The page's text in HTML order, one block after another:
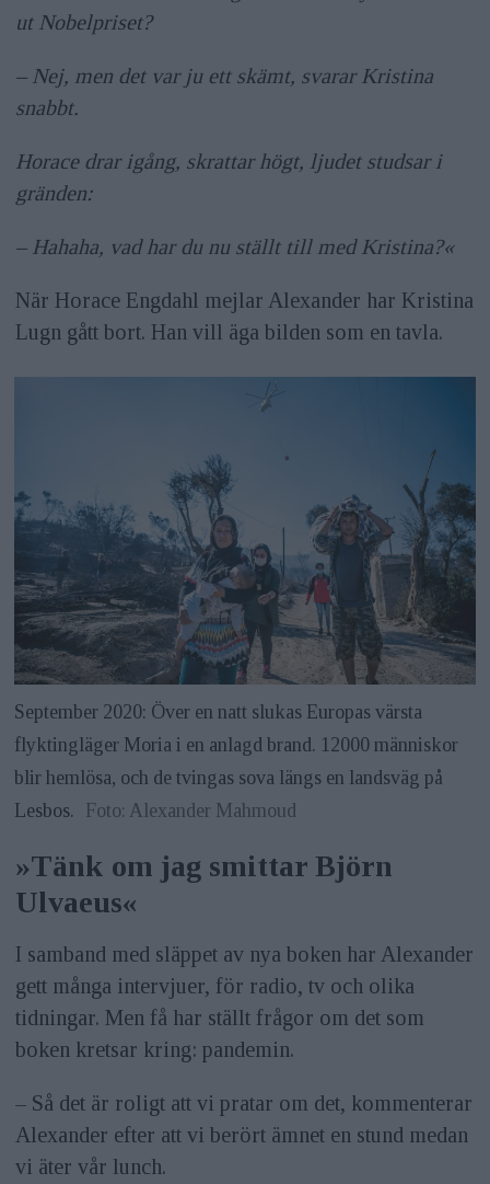
ut Nobelpriset?
– Nej, men det var ju ett skämt, svarar Kristina
snabbt.
Horace drar igång, skrattar högt, ljudet studsar i
gränden:
– Hahaha, vad har du nu ställt till med Kristina?«
När Horace Engdahl mejlar Alexander har Kristina
Lugn gått bort. Han vill äga bilden som en tavla.
September 2020: Över en natt slukas Europas värsta
flyktingläger Moria i en anlagd brand. 12000 människor
blir hemlösa, och de tvingas sova längs en landsväg på
Lesbos.
Foto: Alexander Mahmoud
»Tänk om jag smittar Björn
Ulvaeus«
I samband med släppet av nya boken har Alexander
gett många intervjuer, för radio, tv och olika
tidningar. Men få har ställt frågor om det som
boken kretsar kring: pandemin.
– Så det är roligt att vi pratar om det, kommenterar
Alexander efter att vi berört ämnet en stund medan
vi äter vår lunch.